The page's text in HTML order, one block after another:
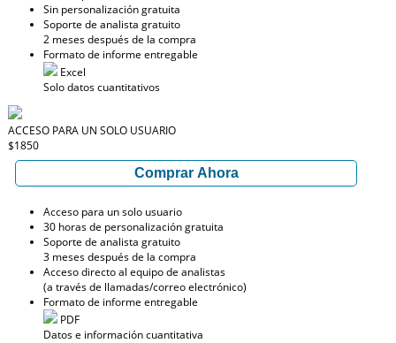
Sin personalización gratuita
Soporte de analista gratuito
2 meses después de la compra
Formato de informe entregable
Excel
Solo datos cuantitativos
ACCESO PARA UN SOLO USUARIO
$1850
Comprar Ahora
Acceso para un solo usuario
30 horas de personalización gratuita
Soporte de analista gratuito
3 meses después de la compra
Acceso directo al equipo de analistas
(a través de llamadas/correo electrónico)
Formato de informe entregable
PDF
Datos e información cuantitativa